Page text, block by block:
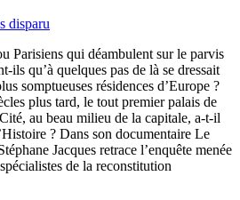
disparu
Parisiens qui déambulent sur le parvis
ils qu’à quelques pas de là se dressait
somptueuses résidences d’Europe ?
plus tard, le tout premier palais de
au beau milieu de la capitale, a-t-il
? Dans son documentaire Le
Jacques retrace l’enquête menée
de la reconstitution